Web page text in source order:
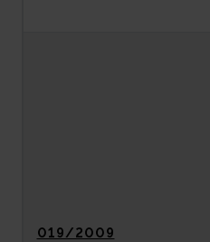
019/2009